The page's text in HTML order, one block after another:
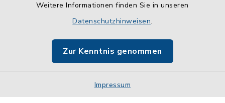
Weitere Informationen finden Sie in unseren
Datenschutzhinweisen.
Zur Kenntnis genommen
Impressum
Barrierefreiheit
Impressum
Sitemap